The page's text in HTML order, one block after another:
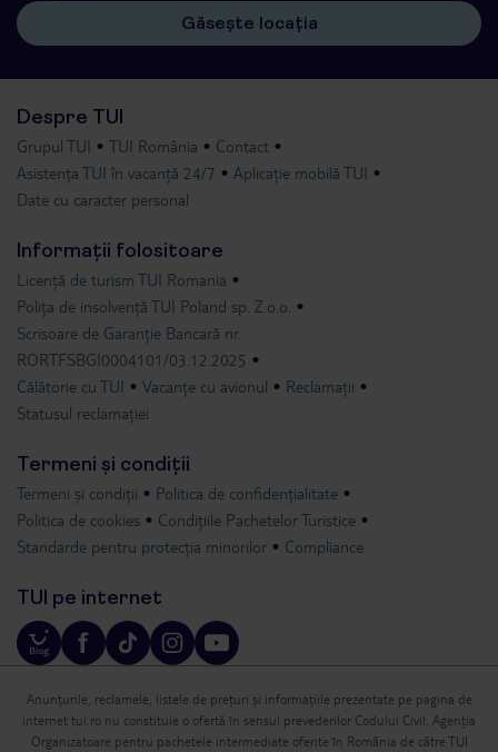
Găsește locația
Despre TUI
Grupul TUI TUI România
Contact
Asistența TUI în vacanță 24/7
Aplicație mobilă TUI
Date cu caracter personal
Informații folositoare
Licență de turism TUI Romania
Polița de insolvență TUI Poland sp. Z.o.o.
Scrisoare de Garanție Bancară nr.
RORTFSBGI0004101/03.12.2025
Călătorie cu TUI
Vacanțe cu avionul
Reclamații
Statusul reclamației
Termeni și condiții
Termeni și condiții
Politica de confidențialitate
Politica de cookies
Condițiile Pachetelor Turistice
Standarde pentru protecția minorilor
Compliance
TUI pe internet
Anunțurile, reclamele, listele de prețuri și informațiile prezentate pe pagina de
internet tui.ro nu constituie o ofertă în sensul prevederilor Codului Civil. Agenția
Organizatoare pentru pachetele intermediate oferite în România de către TUI